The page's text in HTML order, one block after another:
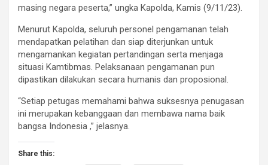
masing negara peserta,” ungka Kapolda, Kamis (9/11/23).
Menurut Kapolda, seluruh personel pengamanan telah
mendapatkan pelatihan dan siap diterjunkan untuk
mengamankan kegiatan pertandingan serta menjaga
situasi Kamtibmas. Pelaksanaan pengamanan pun
dipastikan dilakukan secara humanis dan proposional.
“Setiap petugas memahami bahwa suksesnya penugasan
ini merupakan kebanggaan dan membawa nama baik
bangsa Indonesia ,” jelasnya.
Share this: